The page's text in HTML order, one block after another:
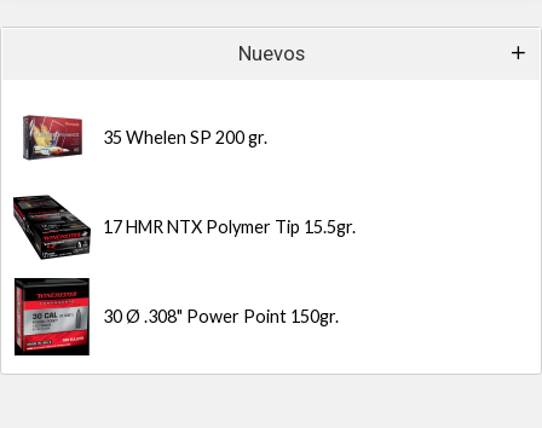
Nuevos
35 Whelen SP 200 gr.
17 HMR NTX Polymer Tip 15.5gr.
30 Ø .308" Power Point 150gr.